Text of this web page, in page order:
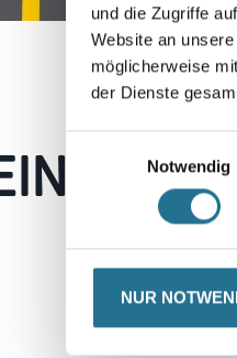
und die Zugriffe
Website an
möglicherweise
der Dienste
Notwendig
NUR